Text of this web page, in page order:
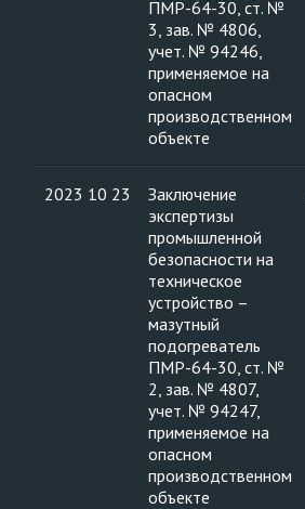
ПМР-64-30, ст. №
3, зав. № 4806,
учет. № 94246,
применяемое на
опасном
производственном
объекте
2023 10 23
Заключение
экспертизы
промышленной
безопасности на
техническое
устройство –
мазутный
подогреватель
ПМР-64-30, ст. №
2, зав. № 4807,
учет. № 94247,
применяемое на
опасном
производственном
объекте